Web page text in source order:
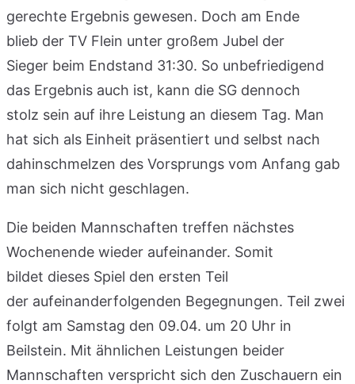
gerechte Ergebnis gewesen. Doch am Ende
blieb der TV Flein unter großem Jubel der
Sieger beim Endstand 31:30. So unbefriedigend
das Ergebnis auch ist, kann die SG dennoch
stolz sein auf ihre Leistung an diesem Tag. Man
hat sich als Einheit präsentiert und selbst nach
dahinschmelzen des Vorsprungs vom Anfang gab
man sich nicht geschlagen.
Die beiden Mannschaften treffen nächstes
Wochenende wieder aufeinander. Somit
bildet dieses Spiel den ersten Teil
der aufeinanderfolgenden Begegnungen. Teil zwei
folgt am Samstag den 09.04. um 20 Uhr in
Beilstein. Mit ähnlichen Leistungen beider
Mannschaften verspricht sich den Zuschauern ein